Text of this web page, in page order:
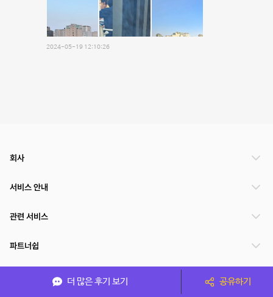
2024-05-19 12:10:26
더 많은 후기 보기 공유하기
회사
서비스 안내
관련 서비스
파트너쉽
서비스 제공 국가